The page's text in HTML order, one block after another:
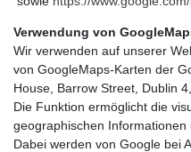
Verwendung von
Wir verwenden auf unserer
von GoogleMaps-Karten der
House, Barrow Street, Dublin
Die Funktion ermöglicht die
geographischen Informationen
Dabei werden von Google bei